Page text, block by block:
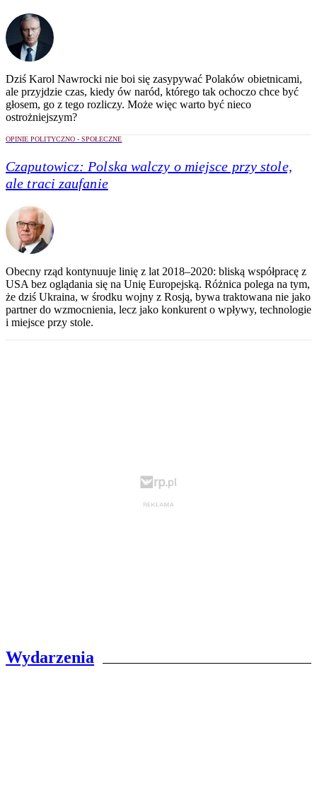
Dziś Karol Nawrocki nie boi się zasypywać Polaków obietnicami,
ale przyjdzie czas, kiedy ów naród, którego tak ochoczo chce być
głosem, go z tego rozliczy. Może więc warto być nieco
ostrożniejszym?
OPINIE POLITYCZNO - SPOŁECZNE
Czaputowicz: Polska walczy o miejsce przy stole,
ale traci zaufanie
Obecny rząd kontynuuje linię z lat 2018–2020: bliską współpracę z
USA bez oglądania się na Unię Europejską. Różnica polega na tym,
że dziś Ukraina, w środku wojny z Rosją, bywa traktowana nie jako
partner do wzmocnienia, lecz jako konkurent o wpływy, technologie
i miejsce przy stole.
Wydarzenia